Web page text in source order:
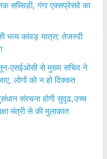
सब्सिडी, गंगा एक्सप्रेसवे का
भव्य कांवड़ यात्रा; तेजस्वी
एसईओसी से मुख्य सचिव ने
लोगों को न हो दिक्कत
संरचना होगी सुदृढ,उच्च
मंत्री से की मुलाकात